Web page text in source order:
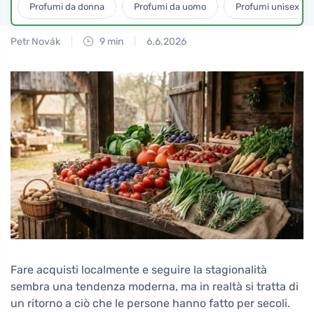
Profumi da donna Profumi da uomo Profumi unisex
Petr Novák 9 min 6.6.2026
Fare acquisti localmente e seguire la stagionalità
sembra una tendenza moderna, ma in realtà si tratta di
un ritorno a ciò che le persone hanno fatto per secoli.